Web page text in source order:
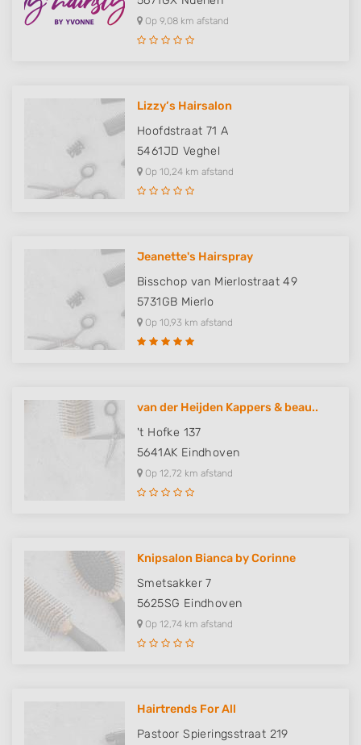
Op 9,08 km afstand
Lizzy’s Hairsalon
Hoofdstraat 71 A
5461JD Veghel
Op 10,24 km afstand
Jeanette's Hairspray
Bisschop van Mierlostraat 49
5731GB Mierlo
Op 10,93 km afstand
van der Heijden Kappers & beau..
't Hofke 137
5641AK Eindhoven
Op 12,72 km afstand
Knipsalon Bianca by Corinne
Smetsakker 7
5625SG Eindhoven
Op 12,74 km afstand
Hairtrends For All
Pastoor Spieringsstraat 219